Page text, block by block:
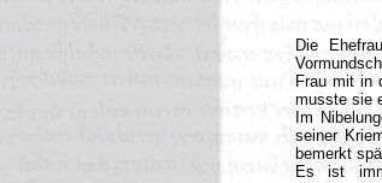
Die
Frau mit in
musste sie
Im
seiner
bemerkt
Es ist